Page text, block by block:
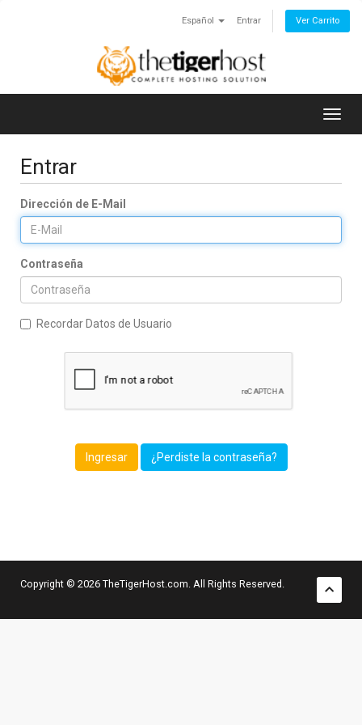
Español Entrar Ver Carrito
Entrar
Dirección de E-Mail
Contraseña
Recordar Datos de Usuario
¿Perdiste la contraseña?
Copyright © 2026 TheTigerHost.com. All Rights Reserved.